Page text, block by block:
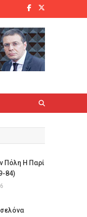
Πόλη Η Παρί
84)